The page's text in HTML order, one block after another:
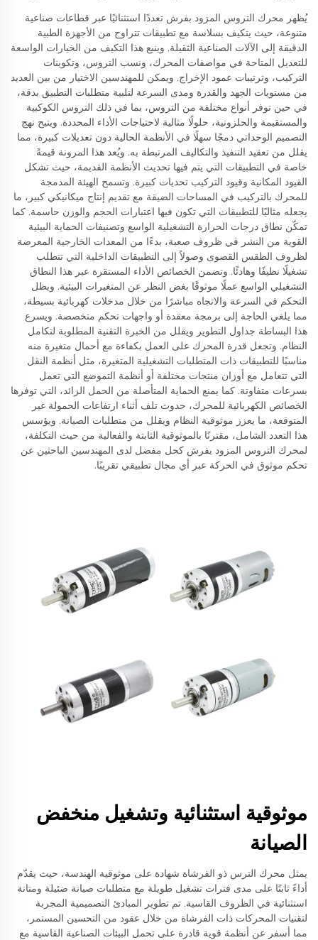
يُظهر محرك التروس المزود بفرش تعددًا استثنائيًا عبر قطاعات صناعية
متنوعة، حيث يتكيف بسلاسة مع تطبيقات تتراوح من الأجهزة الطبية
الدقيقة إلى الآلات الصناعية الثقيلة. وينبع هذا التكيف من الخيارات الواسعة
للتعديل المتاحة في مواصفات المحرك، ونسب التروس، وتكوينات
التركيب، وترتيبات عمود الإخراج. ويمكن للمهندسين الاختيار من بين العديد
من مستويات الجهد والقدرة ومدى السرعة لتلبية متطلبات التطبيق بدقة،
في حين توفر أنواع مختلفة من التروس، بما في ذلك التروس الكوكبية
والمستقيمة والحلزونية، حلولًا مثالية لاحتياجات الأداء المحددة. ويتيح نهج
التصميم الوحداتي دمجًا سهلًا في الأنظمة الحالية دون تعديلات كبيرة، مما
يقلل من تعقيد التنفيذ والتكاليف المرتبطة به. ويُعد هذا المرونة قيمةً
خاصة في التطبيقات التي يتم فيها تحديث الأنظمة القديمة، حيث تشكل
القيود المكانية وقيود التركيب تحديات كبيرة. وتسمح الهيئة المدمجة
للمحرك بالتركيب في المساحات الضيقة مع تقديم إنتاج ميكانيكي كبير، ما
يجعله مثاليًا للتطبيقات التي تكون فيها اعتبارات الحجم والوزن حاسمة. كما
تمكّن نطاق درجات الحرارة التشغيلية الواسع وتصنيفات الحماية البيئية
القوية من النشر في ظروف صعبة، بدءًا من المعدات الخارجية المعرضة
لظروف الطقس القصوى وصولاً إلى التطبيقات الداخلية التي تتطلب
تشغيلًا نظيفًا وهادئًا. وتضمن الخصائص الأداء المستقرة عبر هذا النطاق
التشغيلي الواسع عملًا موثوقًا بغض النظر عن المتغيرات البيئية. ويظل
التحكم في السرعة والاتجاه مباشرًا من خلال مدخلات كهربائية بسيطة،
مما يلغي الحاجة إلى برمجة معقدة أو واجهات تحكم متخصصة. ويسرع
هذا البساطة جداول التطوير ويقلل من الخبرة التقنية المطلوبة لتكامل
النظام. وتجعل قدرة المحرك على العمل بكفاءة مع أحمال متغيرة منه
مناسبًا للتطبيقات ذات المتطلبات التشغيلية المتغيرة، مثل أنظمة النقل
التي تتعامل مع أوزان منتجات مختلفة أو أنظمة التموضع التي تعمل
بسرعات متفاوتة. كما يمنع الحماية المتأصلة من الحمل الزائد، التي توفرها
الخصائص الكهربائية للمحرك، حدوث تلف أثناء ارتفاعات الحمولة غير
المتوقعة، ما يعزز موثوقية النظام ويقلل من متطلبات الصيانة. ويؤسس
هذا التعدد الشامل، مقترنًا بالموثوقية الثابتة والفعالية من حيث التكلفة،
لمحرك التروس المزود بفرش كحل مفضل لدى المهندسين الباحثين عن
تحكم موثوق في الحركة عبر أي مجال تطبيقي تقريبًا.
موثوقية استثنائية وتشغيل منخفض
الصيانة
يمثل محرك الترس ذو الفرشاة شهادة على موثوقية الهندسة، حيث يقدّم
أداءً ثابتًا على مدى فترات تشغيل طويلة مع متطلبات صيانة ضئيلة ومتانة
استثنائية في الظروف القاسية. تم تطوير المبادئ التصميمية المجربة
لتقنيات المحركات ذات الفرشاة من خلال عقود من التحسين المستمر،
مما أسفر عن أنظمة قوية قادرة على تحمل البيئات الصناعية القاسية مع